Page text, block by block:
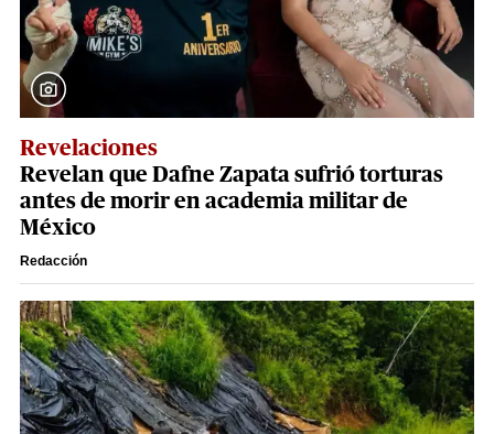
Revelaciones
Revelan que Dafne Zapata sufrió torturas
antes de morir en academia militar de
México
Redacción